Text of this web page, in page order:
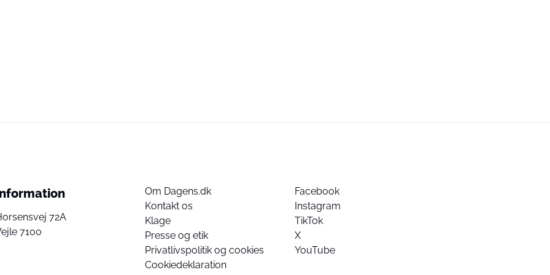
72A
7100
Om Dagens.dk
Kontakt os
Klage
Presse og etik
Privatlivspolitik og cookies
Cookiedeklaration
Facebook
Instagram
TikTok
X
YouTube